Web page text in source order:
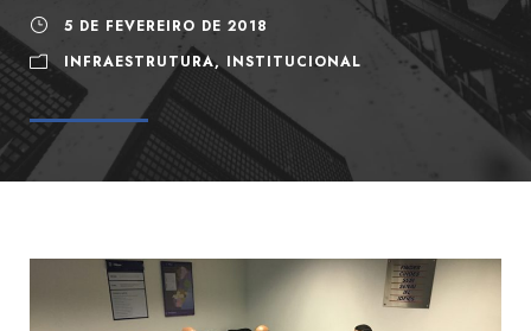
5 DE FEVEREIRO DE 2018
INFRAESTRUTURA, INSTITUCIONAL